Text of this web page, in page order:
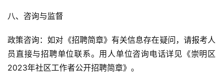
八、咨询与监督
政策咨询：如对《招聘简章》有关信息存在疑问，请报考人
员直接与招聘单位联系。用人单位咨询电话详见《崇明区
2023年社区工作者公开招聘简章》。